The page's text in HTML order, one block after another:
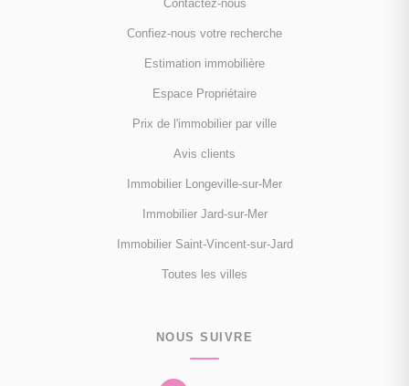
Contactez-nous
Confiez-nous votre recherche
Estimation immobilière
Espace Propriétaire
Prix de l'immobilier par ville
Avis clients
Immobilier Longeville-sur-Mer
Immobilier Jard-sur-Mer
Immobilier Saint-Vincent-sur-Jard
Toutes les villes
NOUS SUIVRE